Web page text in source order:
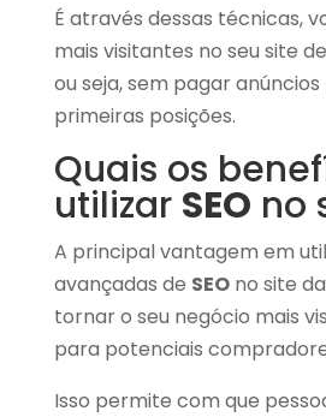
É através dessas técnicas,
mais visitantes no seu site
ou seja, sem pagar
primeiras posições.
Quais os
utilizar SEO no
A principal vantagem em
avançadas de SEOno site
tornar o seu negócio mais
para potenciais
Isso permite com que